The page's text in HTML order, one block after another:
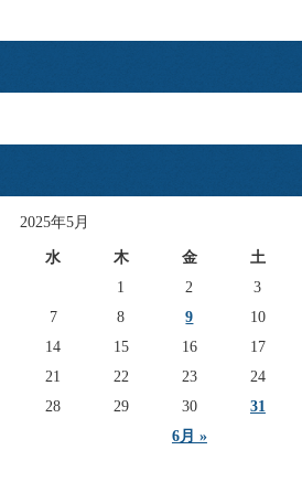
2025年5月
水 木 金 土
6月 »
1 2
3
7 8 9
10
14 15 16
17
21 22 23
24
28 29 30 31